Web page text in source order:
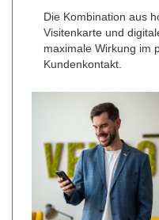
Die Kombination aus
Visitenkarte und
maximale Wirkung im
Kundenkontakt.